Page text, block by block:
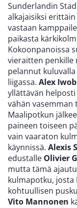
Sunderlandin
alkajaisiksi
vastaan
paikasta
Kokoonpanoissa
vieraitten penkille
pelannut
liigassa. Alex
yllättävän
vähän
Maalipotkun
paineen toiseen
vain vaaraton
käynnissä. Alexis
edustalle Olivier
mutta tämä
kulmapotku, josta
kohtuullisen
Vito Mannonen